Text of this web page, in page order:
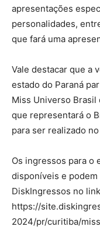
apresentações
personalidades,
que fará uma
Vale destacar que a
estado do Paraná
Miss Universo
que representará o
para ser realizado
Os ingressos para o
disponíveis e
DiskIngressos no link
https://
2024/pr/curitiba/